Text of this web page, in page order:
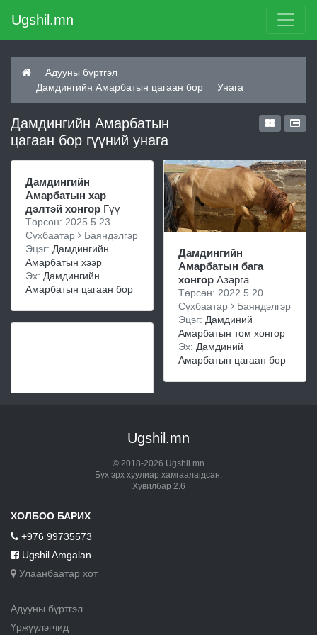
Ugshil.mn
Адууны бүртгэл
Дамдингийн Амарбатын цагаан бор
Унага
Дамдингийн Амарбатын
цагаан бор гүүний унага
Дамдингийн
Амарбатын хар
дэлтэй хонгор Гүү
Төрсөн: 2025.5.23
Сүхбаатар
Баяндэлгэр
Эцэг: Дамдингийн
Амарбатын хээр
Эх: Дамдингийн
Амарбатын цагаан бор
Дамдингийн
Амарбатын бага
хонгор Азарга
Төрсөн: 2022.5.20
Сүхбаатар
Баяндэлгэр
Эцэг: Дамдиний
Амарбатын том хонгор
Эх: Дамдиний
Амарбатын цагаан бор
Ugshil.mn
© 2018-2026 Ugshil.mn
Бүх эрх хуулиар хамгаалагдсан.
Хувилбар 2.6
ХОЛБОО БАРИХ
+976 99735573
Ugshil Amgalan
Улаанбаатар хот
Адууны бүртгэл
Үржүүлэгчид